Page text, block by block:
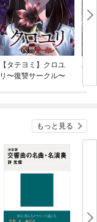
【タテヨミ】クロユ
リ〜復讐サークル〜
バ
今
もっと見る